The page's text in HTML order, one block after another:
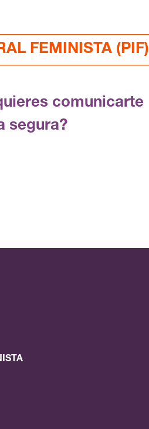
FEMINISTA (PIF)
comunicarte
segura?